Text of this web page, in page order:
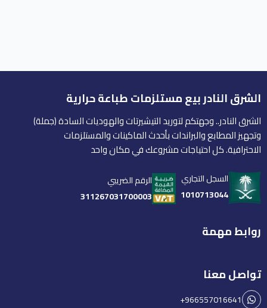
الشرق النادر بيع مستلزمات طباعة حرارية
الشرق النادر.. وجهتكم لتوريد التيشيرتات والهوديات السادة (جملة)
وتجهيز المطابع والبراندات بأحدث الماكينات والمستلزمات
الاحترافية. كل احتياجات مشروعك في مكان واحد
السجل التجاري
1010713044
الرقم الضريبي
311267031700003
روابط مهمة
تواصل معنا
+966557016641